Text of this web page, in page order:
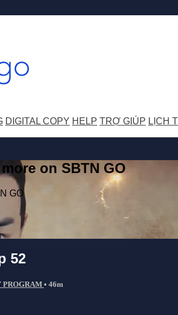
DIGITAL COPY HELP TRỢ GIÚP LỊCH
on SBTN GO
GO
52
PROGRAM • 46m